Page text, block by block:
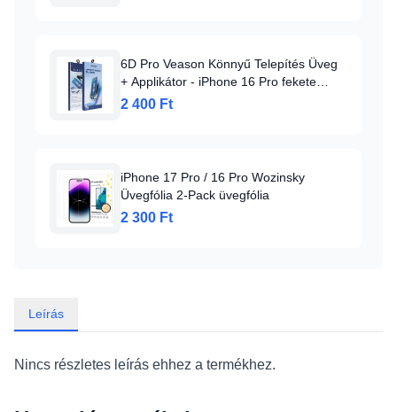
6D Pro Veason Könnyű Telepítés Üveg
+ Applikátor - iPhone 16 Pro fekete
üvegfólia
2 400 Ft
iPhone 17 Pro / 16 Pro Wozinsky
Üvegfólia 2-Pack üvegfólia
2 300 Ft
Leírás
Nincs részletes leírás ehhez a termékhez.